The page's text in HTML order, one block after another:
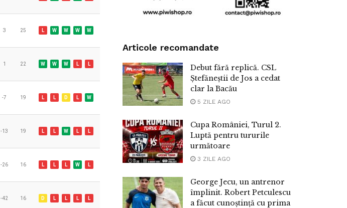
3 25 L W W W W
1 22 W W W L L
-7 19 L L D L W
-13 19 L L W L L
-26 16 L L L W L
-42 16 D L L L L
Articole recomandate
Debut fără replică. CSL
Ștefăneștii de Jos a cedat
clar la Bacău
5 ZILE AGO
Cupa României, Turul 2.
Luptă pentru tururile
următoare
3 ZILE AGO
George Jecu, un antrenor
împlinit. Robert Petculescu
a făcut cunoștință cu prima